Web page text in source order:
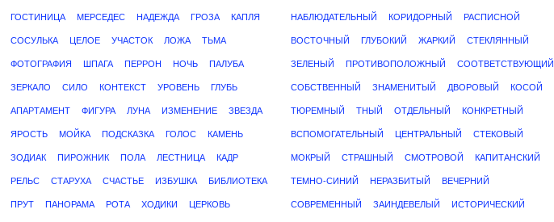
ГОСТИНИЦА МЕРСЕДЕС НАДЕЖДА ГРОЗА КАПЛЯ
СОСУЛЬКА ЦЕЛОЕ УЧАСТОК ЛОЖА ТЬМА
ФОТОГРАФИЯ ШПАГА ПЕРРОН НОЧЬ ПАЛУБА
ЗЕРКАЛО СИЛО КОНТЕКСТ УРОВЕНЬ ГЛУБЬ
АПАРТАМЕНТ ФИГУРА ЛУНА ИЗМЕНЕНИЕ ЗВЕЗДА
ЯРОСТЬ МОЙКА ПОДСКАЗКА ГОЛОС КАМЕНЬ
ЗОДИАК ПИРОЖНИК ПОЛА ЛЕСТНИЦА КАДР
РЕЛЬС СТАРУХА СЧАСТЬЕ ИЗБУШКА БИБЛИОТЕКА
ПРУТ ПАНОРАМА РОТА ХОДИКИ ЦЕРКОВЬ
НАБЛЮДАТЕЛЬНЫЙ КОРИДОРНЫЙ РАСПИСНОЙ
ВОСТОЧНЫЙ ГЛУБОКИЙ ЖАРКИЙ СТЕКЛЯННЫЙ
ЗЕЛЕНЫЙ ПРОТИВОПОЛОЖНЫЙ СООТВЕТСТВУЮЩИЙ
СОБСТВЕННЫЙ ЗНАМЕНИТЫЙ ДВОРОВЫЙ КОСОЙ
ТЮРЕМНЫЙ ТНЫЙ ОТДЕЛЬНЫЙ КОНКРЕТНЫЙ
ВСПОМОГАТЕЛЬНЫЙ ЦЕНТРАЛЬНЫЙ СТЕКОВЫЙ
МОКРЫЙ СТРАШНЫЙ СМОТРОВОЙ КАПИТАНСКИЙ
ТЕМНО-СИНИЙ НЕРАЗБИТЫЙ ВЕЧЕРНИЙ
СОВРЕМЕННЫЙ ЗАИНДЕВЕЛЫЙ ИСТОРИЧЕСКИЙ